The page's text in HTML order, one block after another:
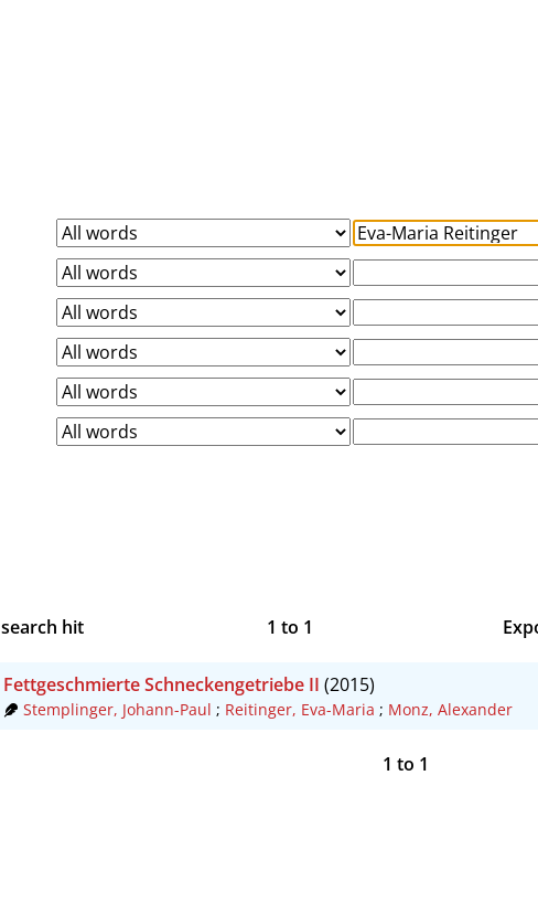
search hit 1 to 1
Fettgeschmierte Schneckengetriebe II (2015)
Stemplinger, Johann-Paul ; Reitinger, Eva-Maria ; Monz, Alexander
1 to 1